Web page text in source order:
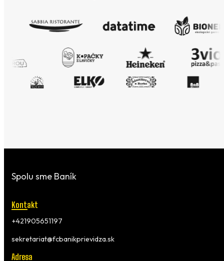
Spolu sme Baník
Kontakt
+421905651197
sekretariat@fcbanikprievidza.sk
Adresa